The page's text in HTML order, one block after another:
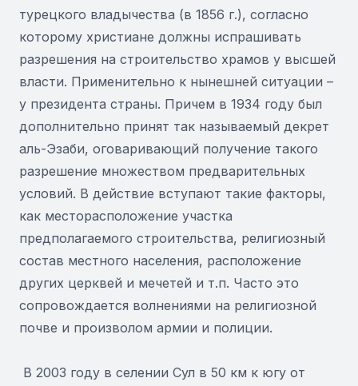
турецкого владычества (в 1856 г.), согласно
которому христиане должны испрашивать
разрешения на строительство храмов у высшей
власти. Применительно к нынешней ситуации –
у президента страны. Причем в 1934 году был
дополнительно принят так называемый декрет
аль-Эзаби, оговаривающий получение такого
разрешение множеством предварительных
условий. В действие вступают такие факторы,
как месторасположение участка
предполагаемого строительства, религиозный
состав местного населения, расположение
других церквей и мечетей и т.п. Часто это
сопровождается волнениями на религиозной
почве и произволом армии и полиции.
В 2003 году в селении Сул в 50 км к югу от